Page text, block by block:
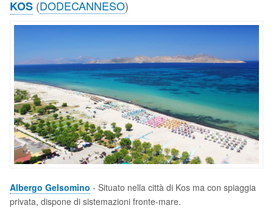
KOS (DODECANNESO)
Albergo Gelsomino - Situato nella città di Kos ma con spiaggia
privata, dispone di sistemazioni fronte-mare.